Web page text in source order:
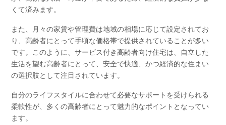
くて済みます。
また、月々の家賃や管理費は地域の相場に応じて設定されてお
り、高齢者にとって手頃な価格帯で提供されていることが多い
です。このように、サービス付き高齢者向け住宅は、自立した
生活を望む高齢者にとって、安全で快適、かつ経済的な住まい
の選択肢として注目されています。
自分のライフスタイルに合わせて必要なサポートを受けられる
柔軟性が、多くの高齢者にとって魅力的なポイントとなってい
ます。